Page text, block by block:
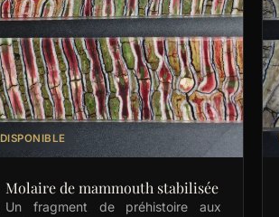
DISPONIBLE
Molaire de mammouth stabilisée
Un fragment de préhistoire aux